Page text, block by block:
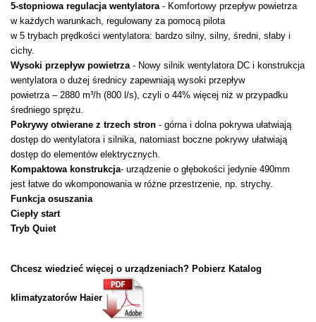
5-stopniowa regulacja wentylatora- Komfortowy przepływ powietrza
w każdych warunkach, regulowany za pomocą pilota
w 5 trybach prędkości wentylatora: bardzo silny, silny, średni, słaby i
cichy.
Wysoki przepływ powietrza- Nowy silnik wentylatora DC i konstrukcja
wentylatora o dużej średnicy zapewniają wysoki przepływ
powietrza – 2880 m³/h (800 l/s), czyli o 44% więcej niż w przypadku
średniego sprężu.
Pokrywy otwierane z trzech stron - górna i dolna pokrywa ułatwiają
dostęp do wentylatora i silnika, natomiast boczne pokrywy ułatwiają
dostęp do elementów elektrycznych.
Kompaktowa konstrukcja- urządzenie o głębokości jedynie 490mm
jest łatwe do wkomponowania w różne przestrzenie, np. strychy.
Funkcja osuszania
Ciepły start
Tryb Quiet
Chcesz wiedzieć więcej o urządzeniach? Pobierz Katalog
klimatyzatorów Haier